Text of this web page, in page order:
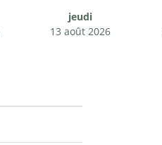
jeudi
13 août 2026